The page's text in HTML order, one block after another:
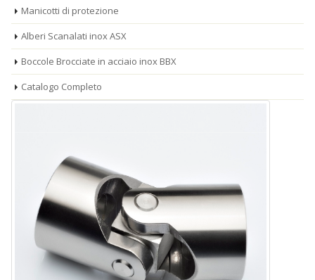
Manicotti di protezione
Alberi Scanalati inox ASX
Boccole Brocciate in acciaio inox BBX
Catalogo Completo